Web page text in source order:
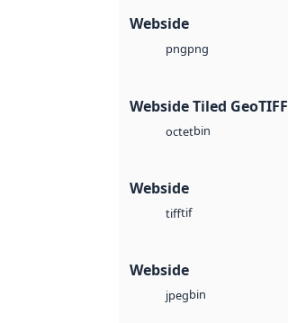
Webside
pngpng
Webside Tiled GeoTIFF
octetbin
Webside
tifftif
Webside
jpegbin